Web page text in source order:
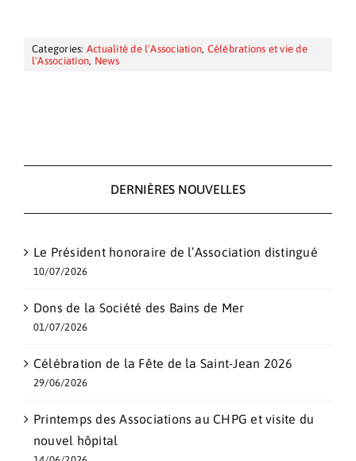
Categories: Actualité de l'Association, Célébrations et vie de
l'Association, News
DERNIÈRES NOUVELLES
Le Président honoraire de l’Association distingué
10/07/2026
Dons de la Société des Bains de Mer
01/07/2026
Célébration de la Fête de la Saint-Jean 2026
29/06/2026
Printemps des Associations au CHPG et visite du
nouvel hôpital